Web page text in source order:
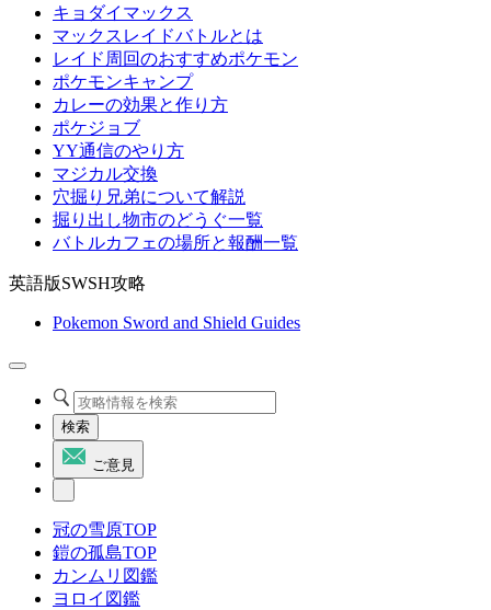
キョダイマックス
マックスレイドバトルとは
レイド周回のおすすめポケモン
ポケモンキャンプ
カレーの効果と作り方
ポケジョブ
YY通信のやり方
マジカル交換
穴掘り兄弟について解説
掘り出し物市のどうぐ一覧
バトルカフェの場所と報酬一覧
英語版SWSH攻略
Pokemon Sword and Shield Guides
検索
ご意見
冠の雪原TOP
鎧の孤島TOP
カンムリ図鑑
ヨロイ図鑑